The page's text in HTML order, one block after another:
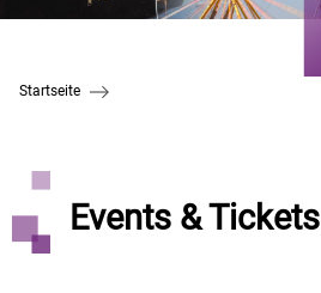
Startseite
Events & Tickets